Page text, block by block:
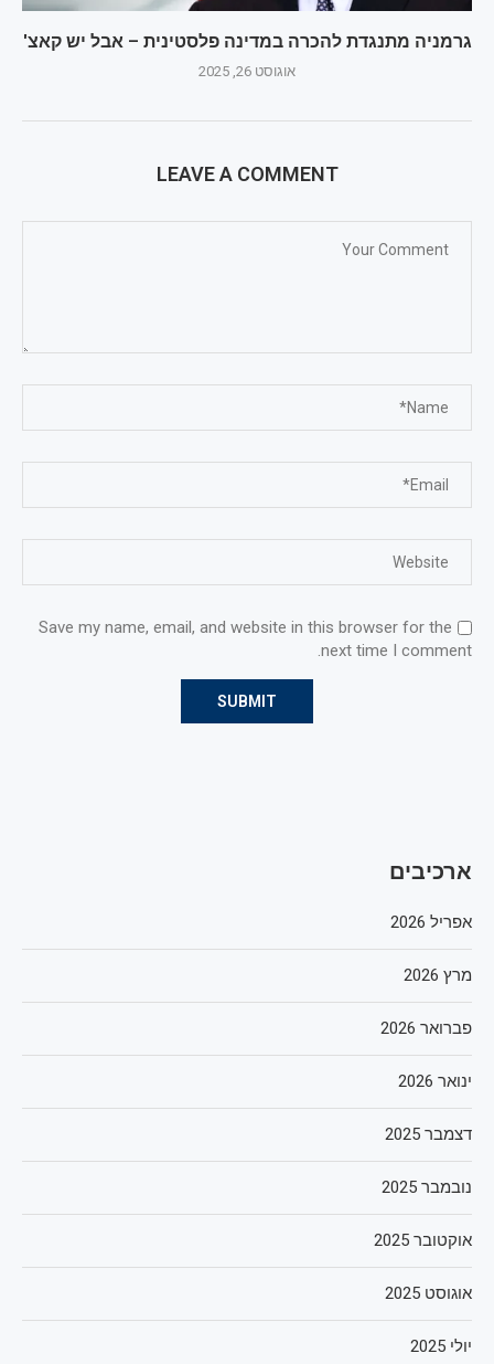
גרמניה מתנגדת להכרה במדינה פלסטינית – אבל יש קאצ'
אוגוסט 26, 2025
LEAVE A COMMENT
Save my name, email, and website in this browser for the
next time I comment.
ארכיבים
אפריל 2026
מרץ 2026
פברואר 2026
ינואר 2026
דצמבר 2025
נובמבר 2025
אוקטובר 2025
אוגוסט 2025
יולי 2025